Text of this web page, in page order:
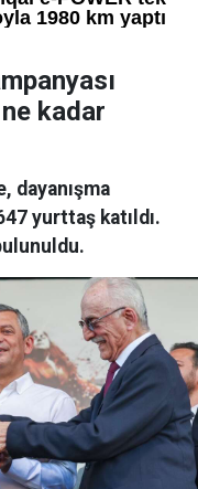
kadar
dayanışma
yurttaş katıldı.